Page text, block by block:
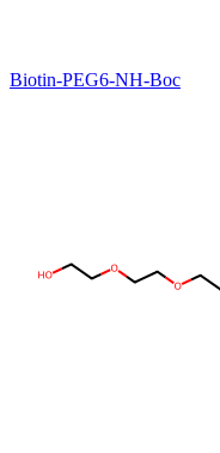
Biotin-PEG6-NH-Boc